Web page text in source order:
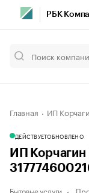
РБК
Главная ИП
ДЕЙСТВУЕТОБНОВЛЕНО
ИП
Бытовые услуги